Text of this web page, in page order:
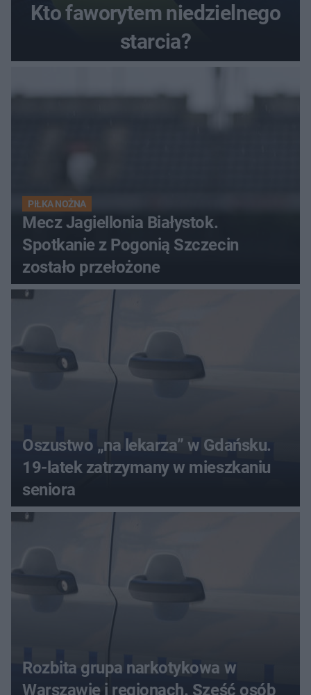
Kto faworytem niedzielnego
starcia?
PIŁKA NOŻNA
Mecz Jagiellonia Białystok.
Spotkanie z Pogonią Szczecin
zostało przełożone
Oszustwo „na lekarza” w Gdańsku.
19-latek zatrzymany w mieszkaniu
seniora
Rozbita grupa narkotykowa w
Warszawie i regionach. Sześć osób